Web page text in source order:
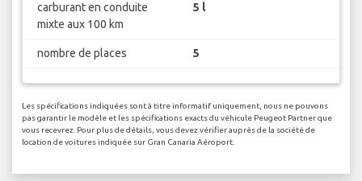
carburant en conduite
mixte aux 100 km
5 l
nombre de places 5
Les spécifications indiquées sont à titre informatif uniquement, nous ne pouvons
pas garantir le modèle et les spécifications exacts du véhicule Peugeot Partner que
vous recevrez. Pour plus de détails, vous devez vérifier auprès de la société de
location de voitures indiquée sur Gran Canaria Aéroport.